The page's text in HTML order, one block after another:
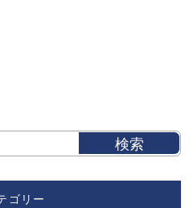
ゴリー